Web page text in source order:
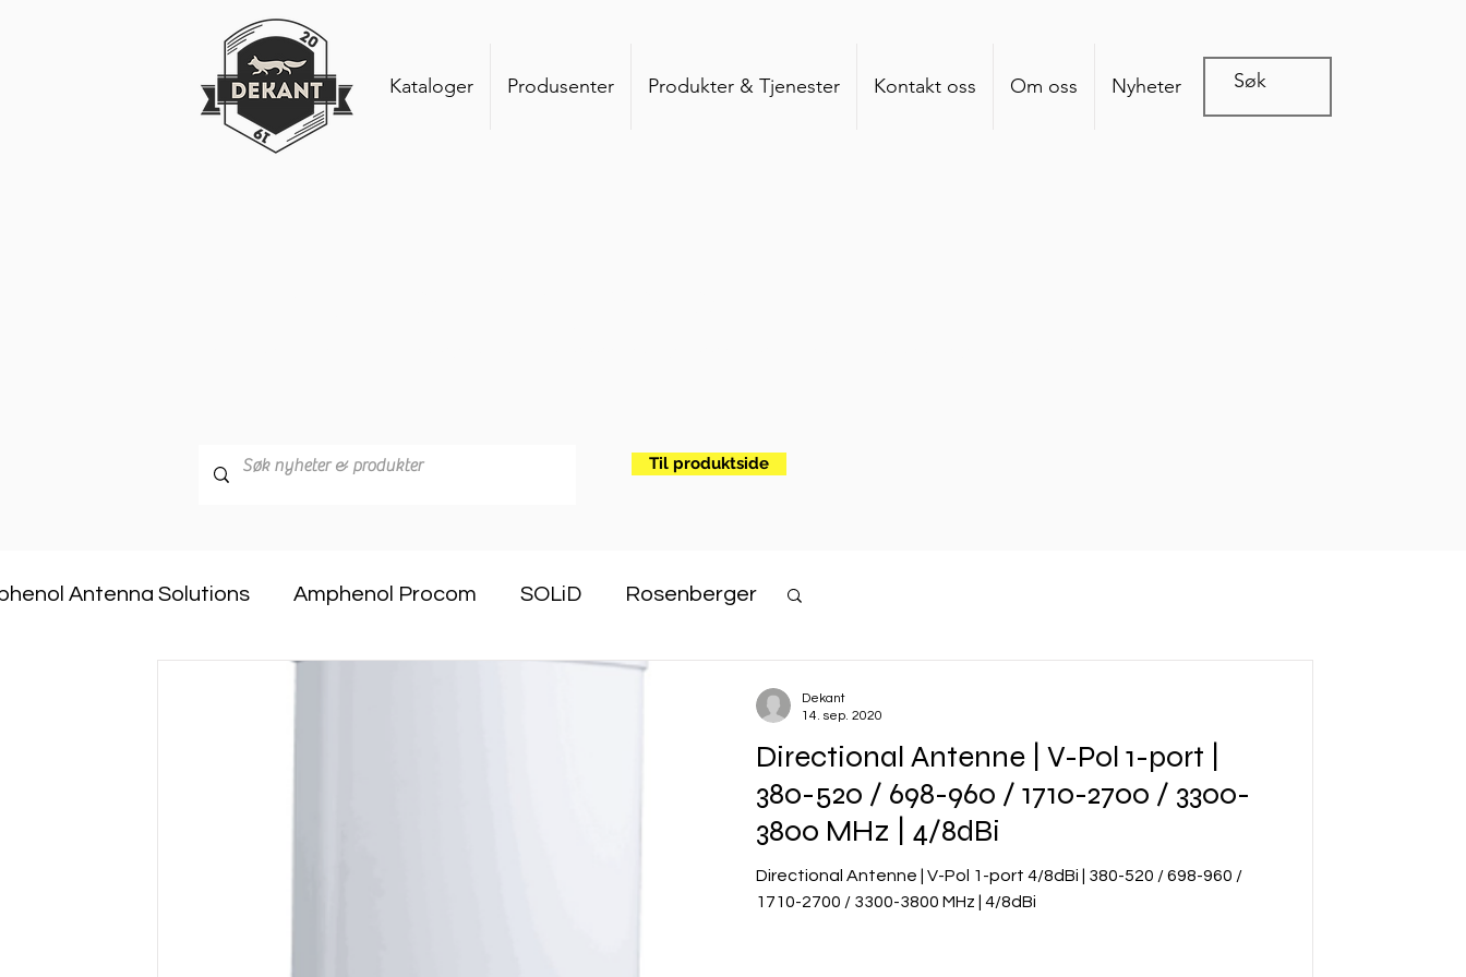
Kataloger Produsenter Produkter & Tjenester Kontakt oss Om oss Nyheter
Til produktside
Antenna Solutions Amphenol Procom SOLiD Rosenberger
Directional Antenne | V-Pol 1-port |
380-520 / 698-960 / 1710-2700 / 3300-
3800 MHz | 4/8dBi
Directional Antenne | V-Pol 1-port 4/8dBi | 380-520 / 698-960 /
1710-2700 / 3300-3800 MHz | 4/8dBi
Dekant
14. sep. 2020